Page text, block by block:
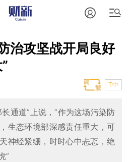
治攻坚战开局良好
T中
通道”上说，“作为这场污染防
生态环境部深感责任重大，可
神经紧绷，时时心中忐忑，绝
”